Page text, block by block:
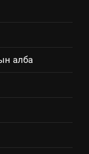
алба
орчинд
түншлэл
ЗОХИОН